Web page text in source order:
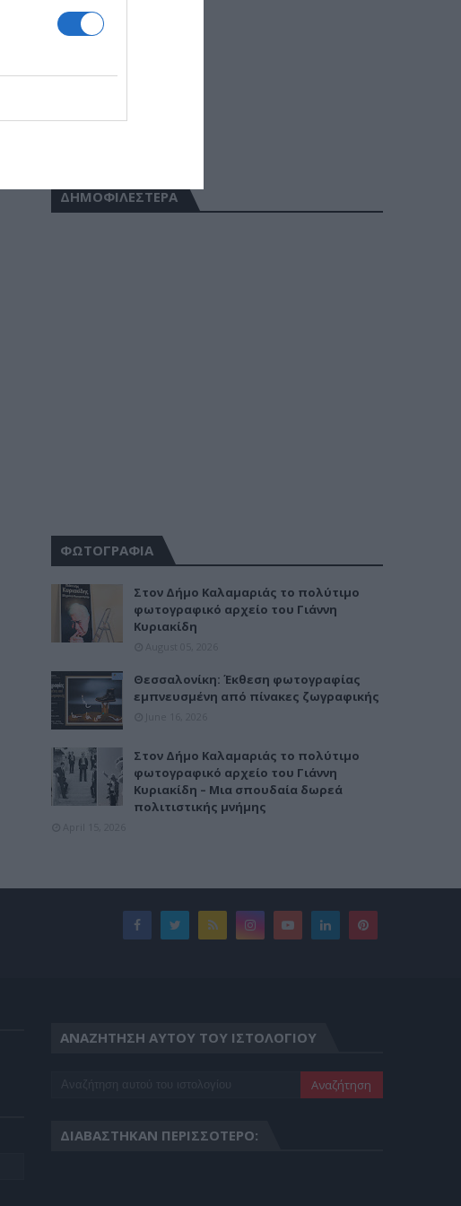
ΔΗΜΟΦΙΛΕΣΤΕΡΑ
ΦΩΤΟΓΡΑΦΙΑ
Στον Δήμο Καλαμαριάς το πολύτιμο
φωτογραφικό αρχείο του Γιάννη
Κυριακίδη
Θεσσαλονίκη: Έκθεση φωτογραφίας
εμπνευσμένη από πίνακες ζωγραφικής
Στον Δήμο Καλαμαριάς το πολύτιμο
φωτογραφικό αρχείο του Γιάννη
Κυριακίδη – Μια σπουδαία δωρεά
πολιτιστικής μνήμης
ΑΝΑΖΉΤΗΣΗ ΑΥΤΟΎ ΤΟΥ ΙΣΤΟΛΟΓΊΟΥ
ΔΙΑΒΆΣΤΗΚΑΝ ΠΕΡΙΣΣΌΤΕΡΟ: